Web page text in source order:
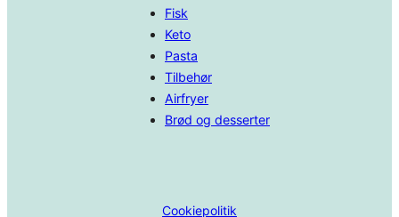
Fisk
Keto
Pasta
Tilbehør
Airfryer
Brød og desserter
Cookiepolitik